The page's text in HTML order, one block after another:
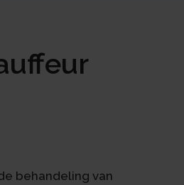
behandeling van